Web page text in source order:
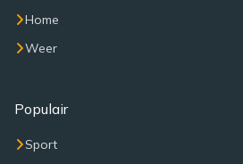
Home
Weer
Populair
Sport